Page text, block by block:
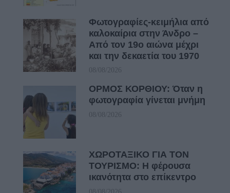
Φωτογραφίες-κειμήλια από
καλοκαίρια στην Άνδρο –
Από τον 19ο αιώνα μέχρι
και την δεκαετία του 1970
08/08/2026
ΟΡΜΟΣ ΚΟΡΘΙΟΥ: Όταν η
φωτογραφία γίνεται μνήμη
08/08/2026
ΧΩΡΟΤΑΞΙΚΟ ΓΙΑ ΤΟΝ
ΤΟΥΡΙΣΜΟ: Η φέρουσα
ικανότητα στο επίκεντρο